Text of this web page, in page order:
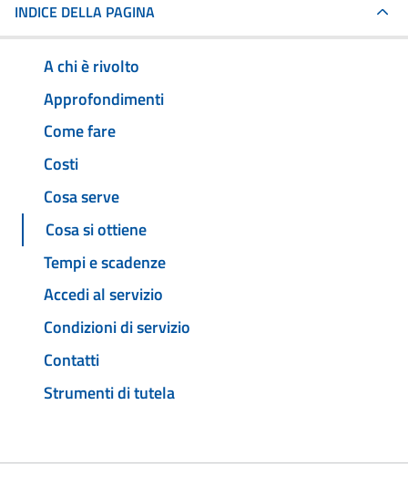
INDICE DELLA PAGINA
A chi è rivolto
Approfondimenti
Come fare
Costi
Cosa serve
Cosa si ottiene
Tempi e scadenze
Accedi al servizio
Condizioni di servizio
Contatti
Strumenti di tutela